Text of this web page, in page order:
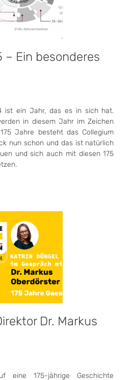
– Ein besonderes
ist ein Jahr, das es in sich hat.
in diesem Jahr im Zeichen
Jahre besteht das Collegium
nun schon und das ist natürlich
und sich auch mit diesen 175
Dr. Markus
eine 175-jährige Geschichte